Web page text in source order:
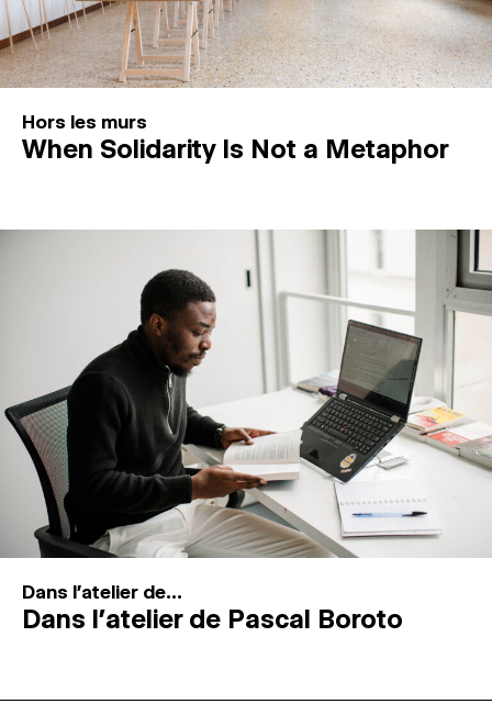
Hors les murs
When Solidarity Is Not a Metaphor
Dans l'atelier de...
Dans l’atelier de Pascal Boroto